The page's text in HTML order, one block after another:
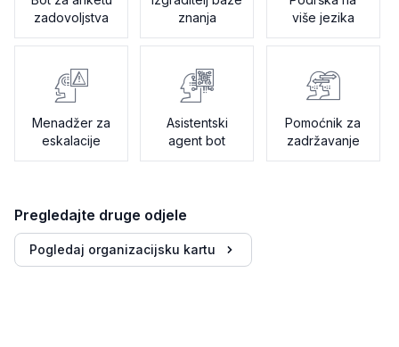
zadovoljstva
znanja
više jezika
Menadžer za
eskalacije
Asistentski
agent bot
Pomoćnik za
zadržavanje
Pregledajte druge odjele
Pogledaj organizacijsku kartu